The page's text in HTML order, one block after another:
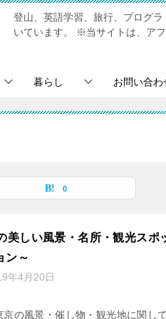
登山、英語学習、旅行、プログ
いています。
※当サイトは、ア
暮らし お問い合わ
0
美しい風景・名所・観光スポ
ン～
年4月20日
の風景・催し物・観光地に関し